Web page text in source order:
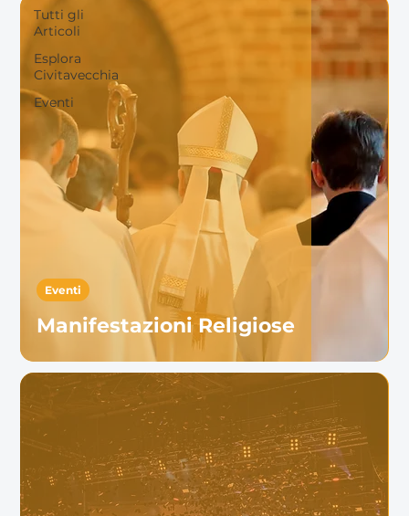
Tutti gli
Articoli
Esplora
Civitavecchia
Eventi
Manifestazioni Religiose
Eventi